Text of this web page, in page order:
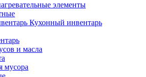
элементы
Кухонный инвентарь
и масла
мусора